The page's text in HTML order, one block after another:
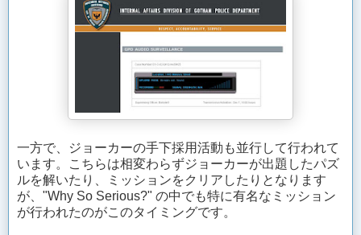
一方で、ジョーカーの手下採用活動も並行して行われて
います。こちらは相変わらずジョーカーが出題したパズ
ルを解いたり、ミッションをクリアしたりとなります
が、"Why So Serious?" の中でも特に有名なミッション
が行われたのがこのタイミングです。